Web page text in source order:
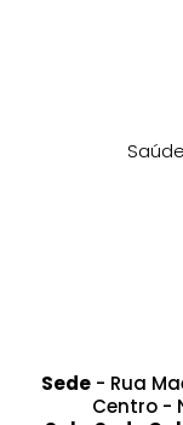
Sede- Rua
Centro -